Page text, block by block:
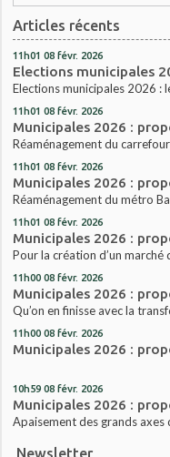
Articles récents
11h01 08 févr. 2026
Elections municipales
Elections municipales 2026 :
11h01 08 févr. 2026
Municipales 2026 :
Réaménagement du
11h01 08 févr. 2026
Municipales 2026 :
Réaménagement du métro
11h01 08 févr. 2026
Municipales 2026 :
Pour la création d’un marché
11h00 08 févr. 2026
Municipales 2026 :
Qu’on en finisse avec la
11h00 08 févr. 2026
Municipales 2026 :
10h59 08 févr. 2026
Municipales 2026 :
Apaisement des grands
Newsletter